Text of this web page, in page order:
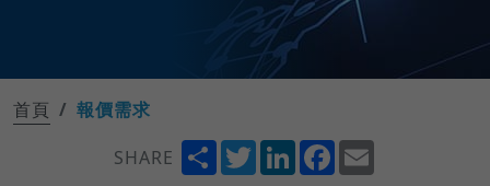
首頁
報價需求
SHARE
ShareTwitterLinkedInFacebook